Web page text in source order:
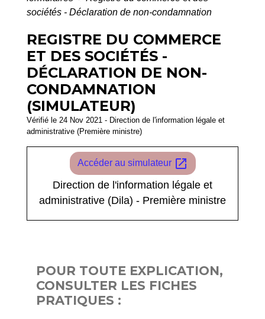
sociétés - Déclaration de non-condamnation
REGISTRE DU COMMERCE
ET DES SOCIÉTÉS -
DÉCLARATION DE NON-
CONDAMNATION
(SIMULATEUR)
Vérifié le 24 Nov 2021 - Direction de l'information légale et
administrative (Première ministre)
Accéder au simulateur open_in_new
Direction de l'information légale et
administrative (Dila) - Première ministre
POUR TOUTE EXPLICATION,
CONSULTER LES FICHES
PRATIQUES :